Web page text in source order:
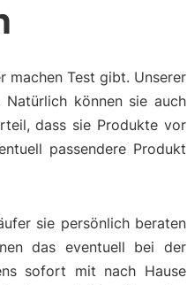
machen Test gibt. Unserer
können sie auch
dass sie Produkte vor
passendere Produkt
sie persönlich beraten
das eventuell bei der
sofort mit nach Hause